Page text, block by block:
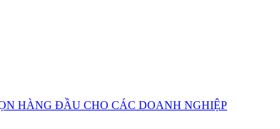
HÀNG ĐẦU CHO CÁC DOANH NGHIỆP